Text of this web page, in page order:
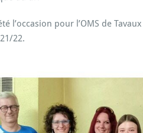
l’occasion pour l’OMS de
22.